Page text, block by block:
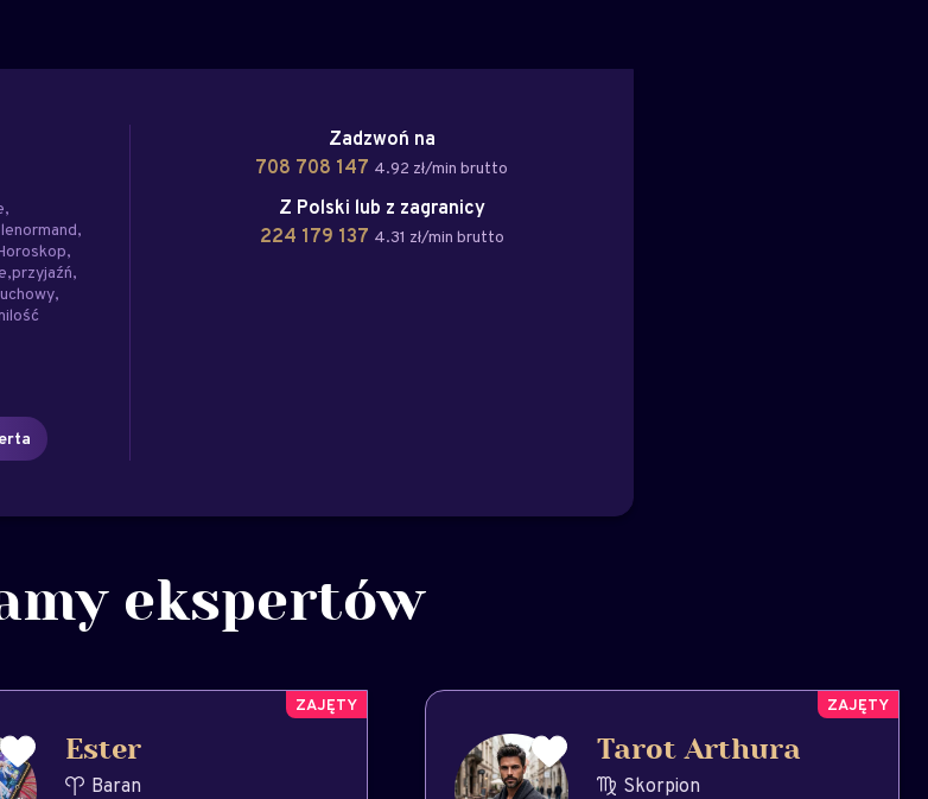
przyjaźń
Zadzwoń na
708 708 147 4.92 zł/min brutto
Z Polski lub z zagranicy
224 179 137 4.31 zł/min brutto
ekspertów
Ester
Baran
Tarot Arthura
Skorpion